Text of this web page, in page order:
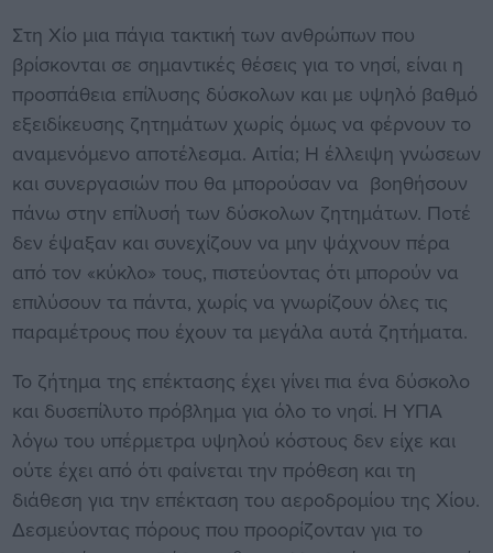
Στη Χίο μια πάγια τακτική των ανθρώπων που
βρίσκονται σε σημαντικές θέσεις για το νησί, είναι η
προσπάθεια επίλυσης δύσκολων και με υψηλό βαθμό
εξειδίκευσης ζητημάτων χωρίς όμως να φέρνουν το
αναμενόμενο αποτέλεσμα. Αιτία; Η έλλειψη γνώσεων
και συνεργασιών που θα μπορούσαν να βοηθήσουν
πάνω στην επίλυσή των δύσκολων ζητημάτων. Ποτέ
δεν έψαξαν και συνεχίζουν να μην ψάχνουν πέρα
από τον «κύκλο» τους, πιστεύοντας ότι μπορούν να
επιλύσουν τα πάντα, χωρίς να γνωρίζουν όλες τις
παραμέτρους που έχουν τα μεγάλα αυτά ζητήματα.
Το ζήτημα της επέκτασης έχει γίνει πια ένα δύσκολο
και δυσεπίλυτο πρόβλημα για όλο το νησί. Η ΥΠΑ
λόγω του υπέρμετρα υψηλού κόστους δεν είχε και
ούτε έχει από ότι φαίνεται την πρόθεση και τη
διάθεση για την επέκταση του αεροδρομίου της Χίου.
Δεσμεύοντας πόρους που προορίζονταν για το